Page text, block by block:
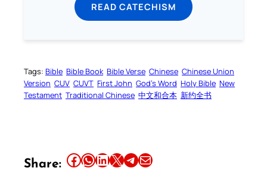
READ CATECHISM
Tags: Bible Bible Book Bible Verse Chinese Chinese Union
Version CUV CUVT First John God’s Word Holy Bible New
Testament Traditional Chinese 中文和合本 新约全书
Share: Share this article on Facebook Share this article on WhatsApp Share this article on LinkedIn Share this article on X Share this article on TelegramEmail this Article